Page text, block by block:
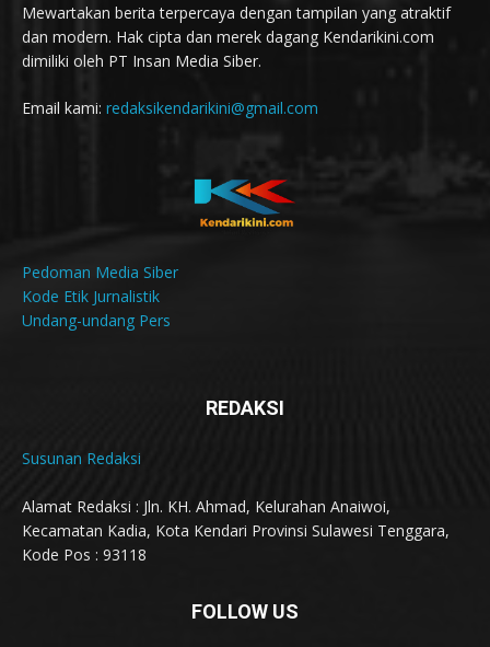
Mewartakan berita terpercaya dengan tampilan yang atraktif
dan modern. Hak cipta dan merek dagang Kendarikini.com
dimiliki oleh PT Insan Media Siber.
Email kami: redaksikendarikini@gmail.com
Pedoman Media Siber
Kode Etik Jurnalistik
Undang-undang Pers
REDAKSI
Susunan Redaksi
Alamat Redaksi : Jln. KH. Ahmad, Kelurahan Anaiwoi,
Kecamatan Kadia, Kota Kendari Provinsi Sulawesi Tenggara,
Kode Pos : 93118
FOLLOW US